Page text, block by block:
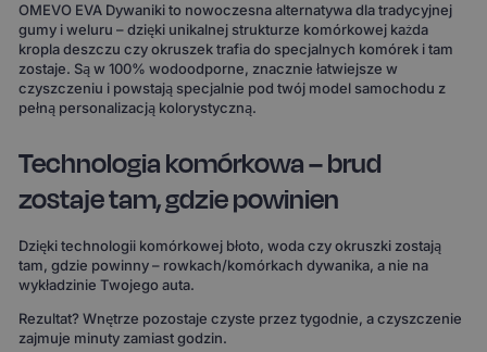
OMEVO EVA Dywaniki to nowoczesna alternatywa dla tradycyjnej
gumy i weluru – dzięki unikalnej strukturze komórkowej każda
kropla deszczu czy okruszek trafia do specjalnych komórek i tam
zostaje. Są w 100% wodoodporne, znacznie łatwiejsze w
czyszczeniu i powstają specjalnie pod twój model samochodu z
pełną personalizacją kolorystyczną.
Technologia komórkowa – brud
zostaje tam, gdzie powinien
Dzięki technologii komórkowej błoto, woda czy okruszki zostają
tam, gdzie powinny – rowkach/komórkach dywanika, a nie na
wykładzinie Twojego auta.
Rezultat? Wnętrze pozostaje czyste przez tygodnie, a czyszczenie
zajmuje minuty zamiast godzin.